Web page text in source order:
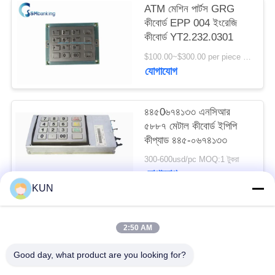
PRIVACY
POLICY
ATM মেশিন পার্টস GRG
কীবোর্ড EPP 004 ইংরেজি
কীবোর্ড YT2.232.0301
$100.00~$300.00 per piece MOQ:1
যোগাযোগ
৪৪৫0৬৭৪১৩৩ এনসিআর
৫৮৮৭ মেটাল কীবোর্ড ইপিপি
কীপ্যাড ৪৪৫-০৬৭৪১৩৩
300-600usd/pc MOQ:1 টুকরা
যোগাযোগ
KUN
2:50 AM
Good day, what product are you looking for?